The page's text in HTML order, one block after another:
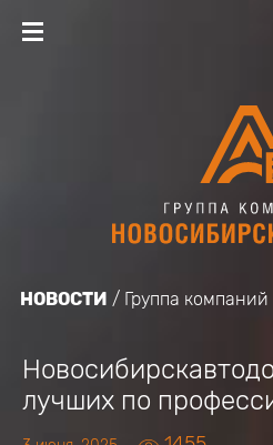
НОВОСТИ Группа
лучших по